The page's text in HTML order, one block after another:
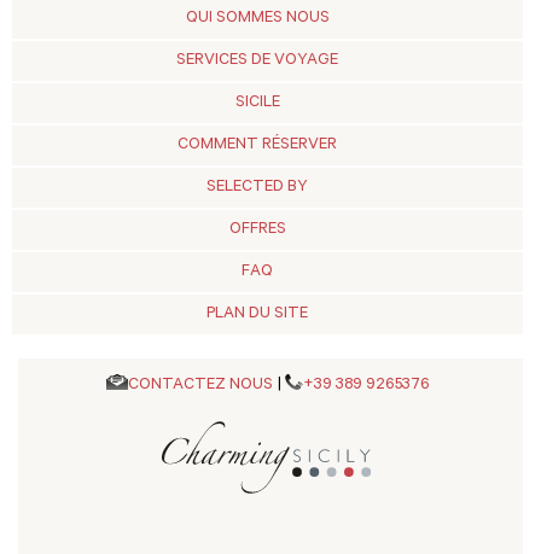
QUI SOMMES NOUS
SERVICES DE VOYAGE
SICILE
COMMENT RÉSERVER
SELECTED BY
OFFRES
FAQ
PLAN DU SITE
CONTACTEZ NOUS | +39 389 9265376